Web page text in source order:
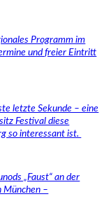
Programm im
und freier Eintritt
letzte Sekunde – eine
Festival diese
so interessant ist.
„Faust“ an der
München –